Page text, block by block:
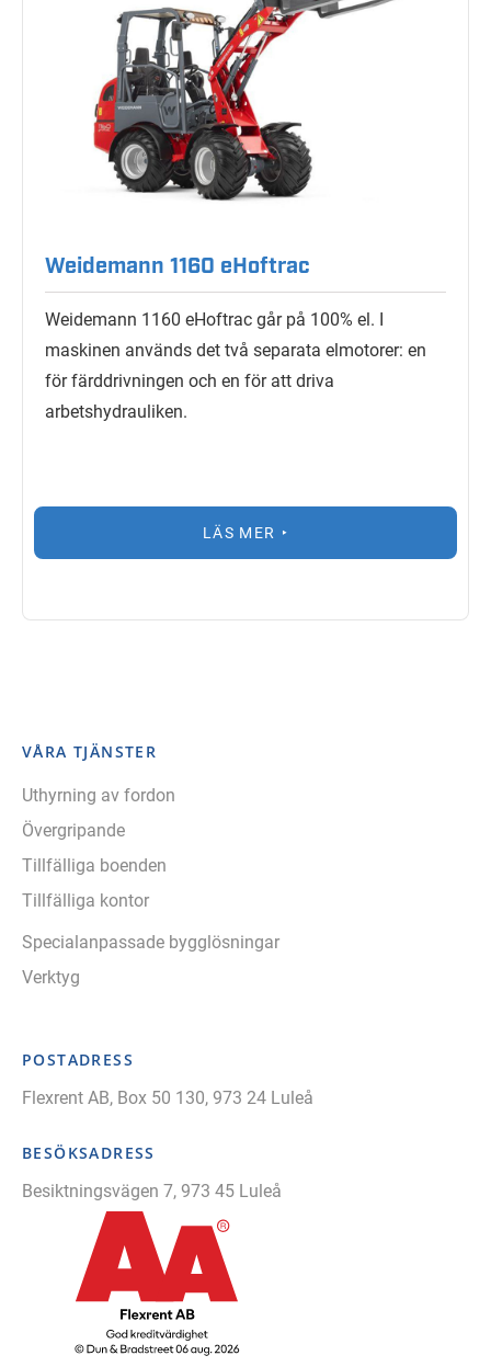
Weidemann 1160 eHoftrac
Weidemann 1160 eHoftrac går på 100% el. I
maskinen används det två separata elmotorer: en
för färddrivningen och en för att driva
arbetshydrauliken.
LÄS MER
VÅRA TJÄNSTER
Uthyrning av fordon
Övergripande
Tillfälliga boenden
Tillfälliga kontor
Specialanpassade bygglösningar
Verktyg
POSTADRESS
Flexrent AB, Box 50 130, 973 24 Luleå
BESÖKSADRESS
Besiktningsvägen 7, 973 45 Luleå